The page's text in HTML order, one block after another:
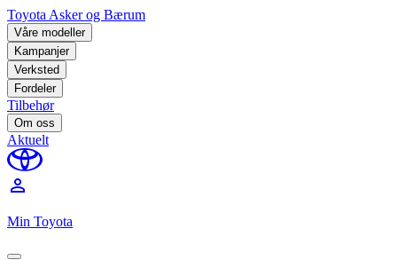
Toyota Asker og Bærum
Våre modeller
Kampanjer
Verksted
Fordeler
Tilbehør
Om oss
Aktuelt
perm_identity
Min Toyota